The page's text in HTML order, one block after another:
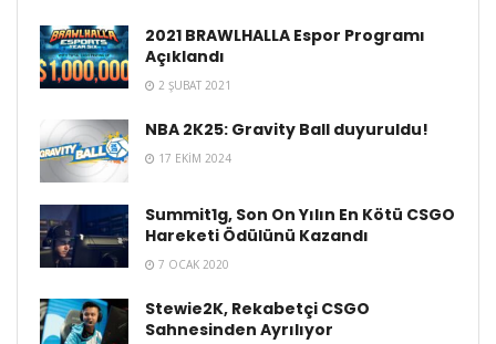
2021 BRAWLHALLA Espor Programı
Açıklandı
2 ŞUBAT 2021
NBA 2K25: Gravity Ball duyuruldu!
17 EKIM 2024
Summit1g, Son On Yılın En Kötü CSGO
Hareketi Ödülünü Kazandı
7 OCAK 2020
Stewie2K, Rekabetçi CSGO
Sahnesinden Ayrılıyor